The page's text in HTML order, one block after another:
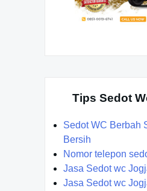
Tips Sedot
Sedot WC Berbah
Bersih
Nomor telepon
Jasa Sedot wc
Jasa Sedot wc